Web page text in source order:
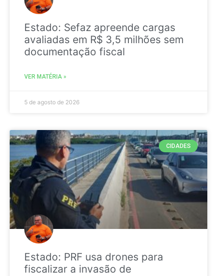
Estado: Sefaz apreende cargas
avaliadas em R$ 3,5 milhões sem
documentação fiscal
VER MATÉRIA »
5 de agosto de 2026
CIDADES
Estado: PRF usa drones para
fiscalizar a invasão de